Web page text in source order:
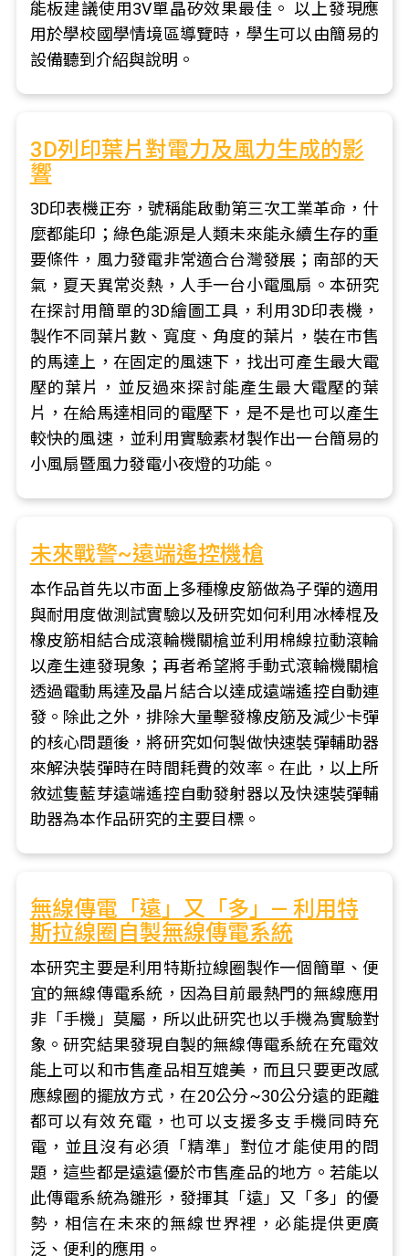
能板建議使用3V單晶矽效果最佳。 以上發現應
用於學校國學情境區導覽時，學生可以由簡易的
設備聽到介紹與說明。
3D列印葉片對電力及風力生成的影
響
3D印表機正夯，號稱能啟動第三次工業革命，什
麼都能印；綠色能源是人類未來能永續生存的重
要條件，風力發電非常適合台灣發展；南部的天
氣，夏天異常炎熱，人手一台小電風扇。本研究
在探討用簡單的3D繪圖工具，利用3D印表機，
製作不同葉片數、寬度、角度的葉片，裝在市售
的馬達上，在固定的風速下，找出可產生最大電
壓的葉片，並反過來探討能產生最大電壓的葉
片，在給馬達相同的電壓下，是不是也可以產生
較快的風速，並利用實驗素材製作出一台簡易的
小風扇暨風力發電小夜燈的功能。
未來戰警~遠端遙控機槍
本作品首先以市面上多種橡皮筋做為子彈的適用
與耐用度做測試實驗以及研究如何利用冰棒棍及
橡皮筋相結合成滾輪機關槍並利用棉線拉動滾輪
以產生連發現象；再者希望將手動式滾輪機關槍
透過電動馬達及晶片結合以達成遠端遙控自動連
發。除此之外，排除大量擊發橡皮筋及減少卡彈
的核心問題後，將研究如何製做快速裝彈輔助器
來解決裝彈時在時間耗費的效率。在此，以上所
敘述隻藍芽遠端遙控自動發射器以及快速裝彈輔
助器為本作品研究的主要目標。
無線傳電「遠」又「多」— 利用特
斯拉線圈自製無線傳電系統
本研究主要是利用特斯拉線圈製作一個簡單、便
宜的無線傳電系統，因為目前最熱門的無線應用
非「手機」莫屬，所以此研究也以手機為實驗對
象。研究結果發現自製的無線傳電系統在充電效
能上可以和市售產品相互媲美，而且只要更改感
應線圈的擺放方式，在20公分~30公分遠的距離
都可以有效充電，也可以支援多支手機同時充
電，並且沒有必須「精準」對位才能使用的問
題，這些都是遠遠優於市售產品的地方。若能以
此傳電系統為雛形，發揮其「遠」又「多」的優
勢，相信在未來的無線世界裡，必能提供更廣
泛、便利的應用。